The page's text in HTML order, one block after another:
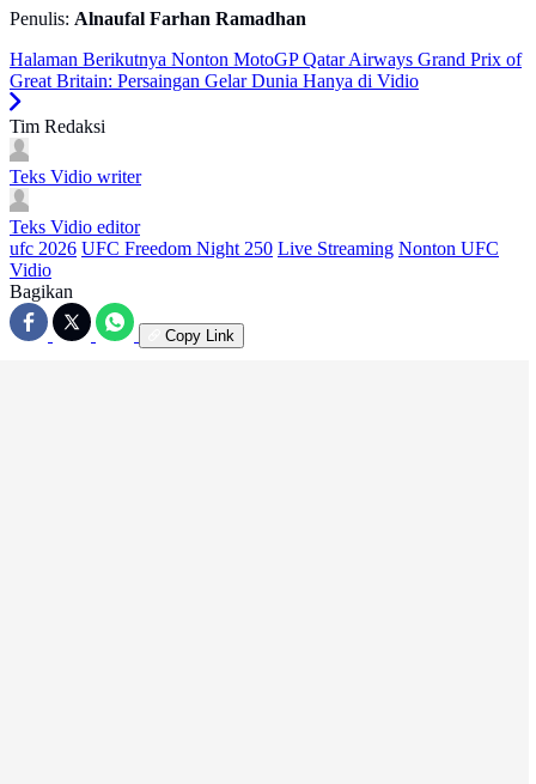
Penulis: Alnaufal Farhan Ramadhan
Halaman Berikutnya Nonton MotoGP Qatar Airways Grand Prix of
Great Britain: Persaingan Gelar Dunia Hanya di Vidio
Tim Redaksi
Teks Vidio writer
Teks Vidio editor
ufc 2026 UFC Freedom Night 250 Live Streaming Nonton UFC
Vidio
Bagikan
Copy Link